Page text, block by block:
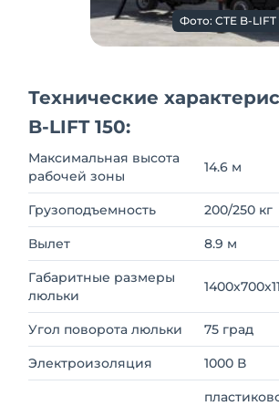
Фото: CTE B-LIFT
Технические
B-LIFT 150:
Максимальная высота
рабочей зоны
14.6 м
Грузоподъемность 200/250 кг
Вылет 8.9 м
Габаритные размеры
люльки
Угол поворота люльки 75 град
Электроизоляция 1000 В